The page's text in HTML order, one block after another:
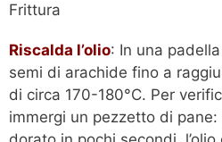
Frittura
Riscalda l’olio: In una
semi di arachide fino a
di circa 170-180°C. Per
immergi un pezzetto di